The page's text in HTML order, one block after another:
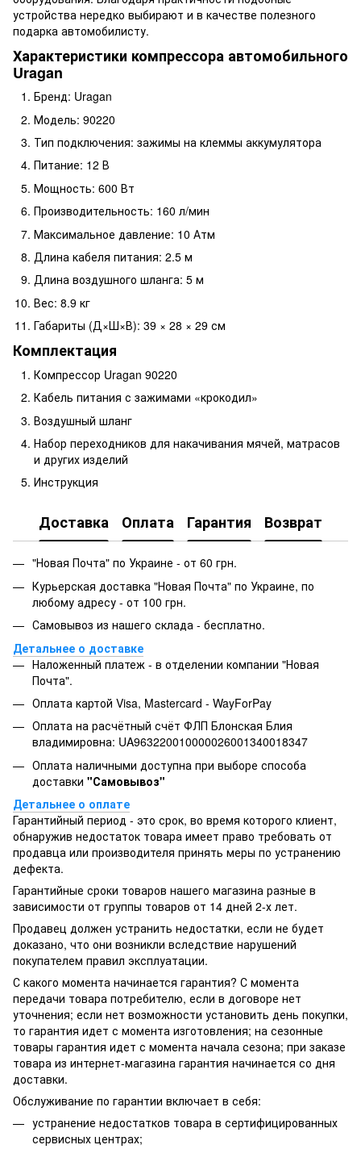
устройства нередко выбирают и в качестве полезного
подарка автомобилисту.
Характеристики компрессора автомобильного
Uragan
Бренд: Uragan
Модель: 90220
Тип подключения: зажимы на клеммы аккумулятора
Питание: 12 В
Мощность: 600 Вт
Производительность: 160 л/мин
Максимальное давление: 10 Атм
Длина кабеля питания: 2.5 м
Длина воздушного шланга: 5 м
Вес: 8.9 кг
Габариты (Д×Ш×В): 39 × 28 × 29 см
Комплектация
Компрессор Uragan 90220
Кабель питания с зажимами «крокодил»
Воздушный шланг
Набор переходников для накачивания мячей, матрасов
и других изделий
Инструкция
Доставка Оплата Гарантия Возврат
"Новая Почта" по Украине - от 60 грн.
Курьерская доставка "Новая Почта" по Украине, по
любому адресу - от 100 грн.
Самовывоз из нашего склада - бесплатно.
Детальнее о доставке
Наложенный платеж - в отделении компании "Новая
Почта".
Оплата картой Visa, Mastercard - WayForPay
Оплата на расчётный счёт ФЛП Блонская Блия
владимировна: UA963220010000026001340018347
Оплата наличными доступна при выборе способа
доставки "Самовывоз"
Детальнее о оплате
Гарантийный период - это срок, во время которого клиент,
обнаружив недостаток товара имеет право требовать от
продавца или производителя принять меры по устранению
дефекта.
Гарантийные сроки товаров нашего магазина разные в
зависимости от группы товаров от 14 дней 2-х лет.
Продавец должен устранить недостатки, если не будет
доказано, что они возникли вследствие нарушений
покупателем правил эксплуатации.
С какого момента начинается гарантия? С момента
передачи товара потребителю, если в договоре нет
уточнения; если нет возможности установить день покупки,
то гарантия идет с момента изготовления; на сезонные
товары гарантия идет с момента начала сезона; при заказе
товара из интернет-магазина гарантия начинается со дня
доставки.
Обслуживание по гарантии включает в себя:
устранение недостатков товара в сертифицированных
сервисных центрах;